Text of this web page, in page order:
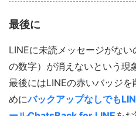
最後に
LINEに未読メッセージがな
の数字）が消えないという現
最後にはLINEの赤いバッジ
めにバックアップなしでも